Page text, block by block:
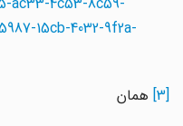
15cb-4032-9f2a-
[3]همان